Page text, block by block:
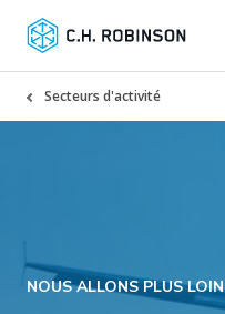
Secteurs d'activité
NOUS ALLONS PLUS LOIN